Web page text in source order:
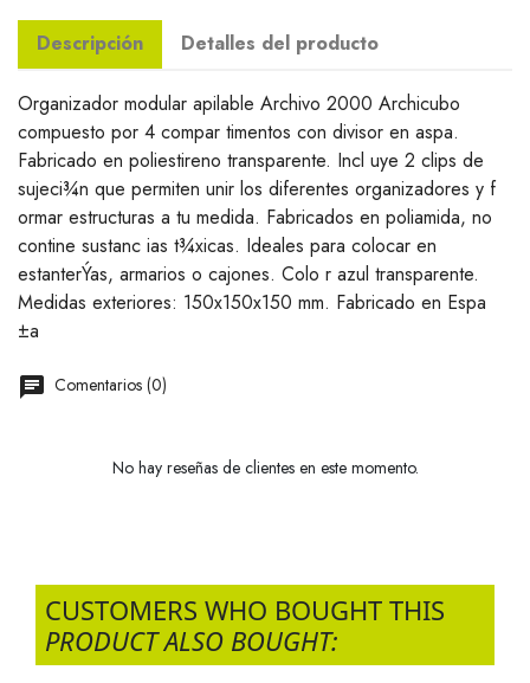
Descripción Detalles del producto
Organizador modular apilable Archivo 2000 Archicubo
compuesto por 4 compar timentos con divisor en aspa.
Fabricado en poliestireno transparente. Incl uye 2 clips de
sujeci¾n que permiten unir los diferentes organizadores y f
ormar estructuras a tu medida. Fabricados en poliamida, no
contine sustanc ias t¾xicas. Ideales para colocar en
estanterÝas, armarios o cajones. Colo r azul transparente.
Medidas exteriores: 150x150x150 mm. Fabricado en Espa
±a
Comentarios (0)
No hay reseñas de clientes en este momento.
CUSTOMERS WHO BOUGHT THIS
PRODUCT ALSO BOUGHT: